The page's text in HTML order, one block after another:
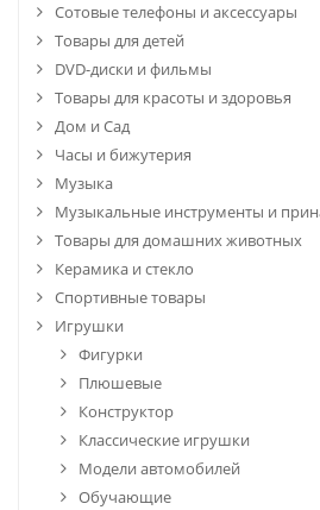
Сотовые телефоны и аксессуары
Товары для детей
DVD-диски и фильмы
Товары для красоты и здоровья
Дом и Сад
Часы и бижутерия
Музыка
Музыкальные инструменты и
Товары для домашних животных
Керамика и стекло
Спортивные товары
Игрушки
Фигурки
Плюшевые
Конструктор
Классические игрушки
Модели автомобилей
Обучающие